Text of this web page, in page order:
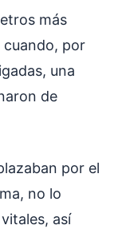
más
cuando, por
una
de
por el
no lo
así